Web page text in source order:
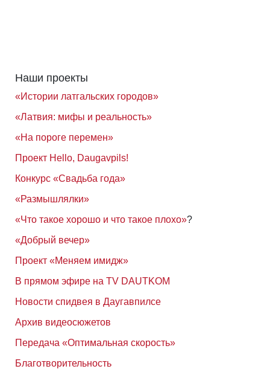
Наши проекты
«Истории латгальских городов»
«Латвия: мифы и реальность»
«На пороге перемен»
Проект Hello, Daugavpils!
Конкурс «Свадьба года»
«Размышлялки»
«Что такое хорошо и что такое плохо»?
«Добрый вечер»
Проект «Меняем имидж»
В прямом эфире на TV DAUTKOM
Новости спидвея в Даугавпилсе
Архив видеосюжетов
Передача «Оптимальная скорость»
Благотворительность